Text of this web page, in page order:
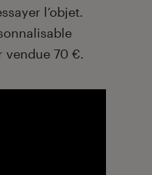
l’objet.
vendue 70 €.